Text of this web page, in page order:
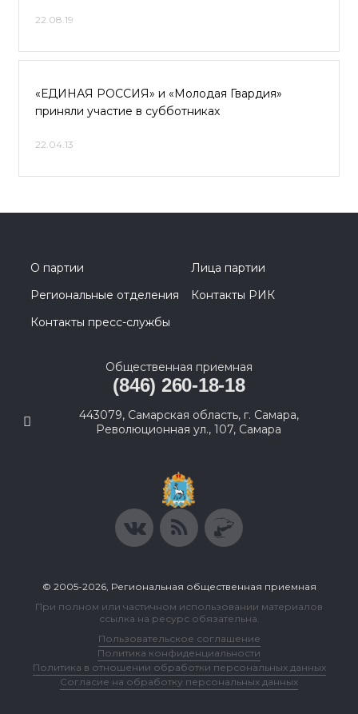
22.08.19
«ЕДИНАЯ РОССИЯ» и «Молодая Гвардия»
приняли участие в субботниках
22.04.13
О партии
Лица партии
Региональные отделения
Контакты РИК
Контакты пресс-службы
Общественная приемная
(846) 260-18-18
443079, Самарская область, г. Самара,
Революционная ул., 107, Самара
© 2005-2026, Региональная общественная приемная
При полном или частичном использовании материалов
ссылка на ресурс обязательна.
Пользовательское соглашение
Политика конфиденциальности
Политика в отношении обработки персональных данных
Согласие на обработку персональных данных